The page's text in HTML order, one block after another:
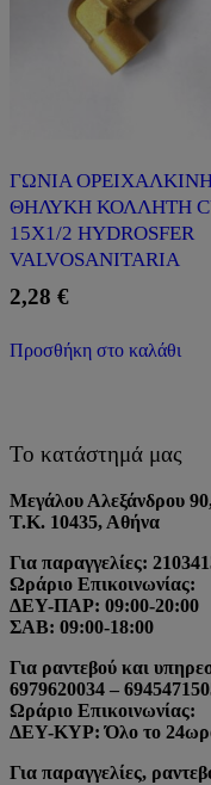
ΓΩΝΙΑ
ΘΗΛΥΚΗ ΚΟΛΛΗΤΗ
15X1/2 HYDROSFER
VALVOSANITARIA
2,28 €
Προσθήκη στο καλάθι
Το κατάστημά μας
Μεγάλου Αλεξάνδρου
Τ.Κ. 10435, Αθήνα
Για παραγγελίες:
Ωράριο Επικοινωνίας:
ΔΕΥ-ΠΑΡ: 09:00-20:00
ΣΑΒ: 09:00-18:00
Για ραντεβού και
6979620034 –
Ωράριο Επικοινωνίας:
ΔΕΥ-ΚΥΡ: Όλο το
Για παραγγελίες,